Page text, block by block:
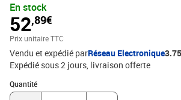
également équipé d'un clapet de pied et d'une
empêcher l'entrée de débris plus gros.Couleur
laitonLongueur : 7 mDiamètre intérieur du
mm)Diamètre extérieur du tuyau : 1,1" (29
paroi du tuyau : 2 mmPoids : 1765
de fonctionnement : 6 barTempérature de
-5°C et 60°CPression d'éclatement : 18 bar (à
En stock
52,89€
Prix unitaire TTC
Vendu et expédié parRéseau Electronique
Expédié sous 2 jours livraison offerte
Quantité
Quantité : 1